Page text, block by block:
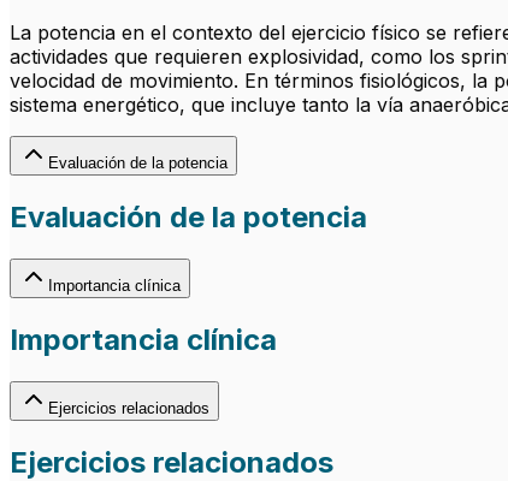
La potencia en el contexto del ejercicio físico se
actividades que requieren explosividad, como los
velocidad de movimiento. En términos fisiológicos, la
sistema energético, que incluye tanto la vía
Evaluación de la potencia
Evaluación de la potencia
Importancia clínica
Importancia clínica
Ejercicios relacionados
Ejercicios relacionados